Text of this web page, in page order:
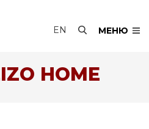
EN МЕНЮ
HOME